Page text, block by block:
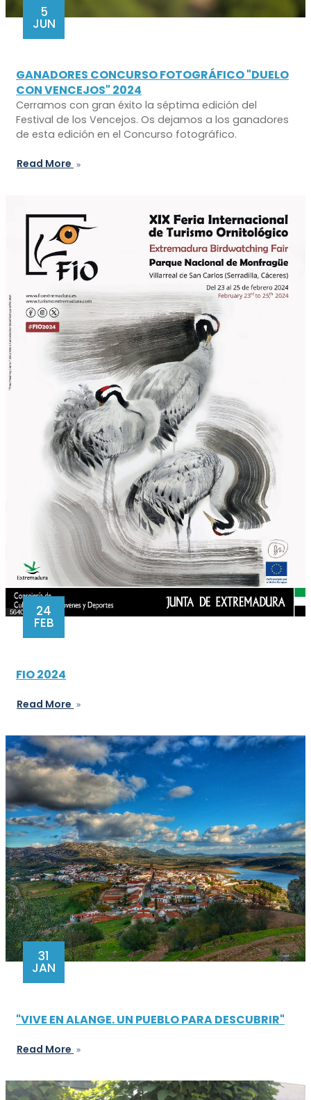
5
JUN
GANADORES CONCURSO FOTOGRÁFICO "DUELO
CON VENCEJOS" 2024
Cerramos con gran éxito la séptima edición del
Festival de los Vencejos. Os dejamos a los ganadores
de esta edición en el Concurso fotográfico.
Read More
24
FEB
FIO 2024
Read More
31
JAN
"VIVE EN ALANGE. UN PUEBLO PARA DESCUBRIR"
Read More